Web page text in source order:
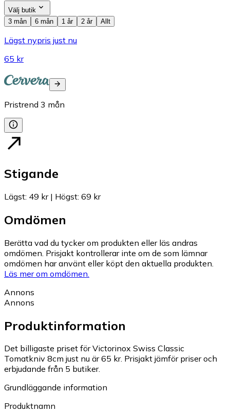
Välj butik
3 mån
6 mån 1 år 2 år Allt
Lägst nypris just nu
65 kr
Pristrend 3 mån
Stigande
Lägst: 49 kr| Högst: 69 kr
Omdömen
Berätta vad du tycker om produkten eller läs andras
omdömen. Prisjakt kontrollerar inte om de som lämnar
omdömen har använt eller köpt den aktuella produkten.
Läs mer om omdömen.
Annons
Annons
Produktinformation
Det billigaste priset för Victorinox Swiss Classic
Tomatkniv 8cm just nu är 65 kr. Prisjakt jämför priser och
erbjudande från 5 butiker.
Grundläggande information
Produktnamn